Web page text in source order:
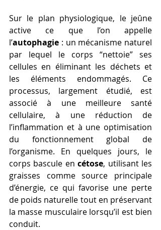
Sur le plan physiologique, le jeûne
active ce que l’on appelle
l’autophagie : un mécanisme naturel
par lequel le corps “nettoie” ses
cellules en éliminant les déchets et
les éléments endommagés. Ce
processus, largement étudié, est
associé à une meilleure santé
cellulaire, à une réduction de
l’inflammation et à une optimisation
du fonctionnement global de
l’organisme. En quelques jours, le
corps bascule en cétose, utilisant les
graisses comme source principale
d’énergie, ce qui favorise une perte
de poids naturelle tout en préservant
la masse musculaire lorsqu’il est bien
conduit.